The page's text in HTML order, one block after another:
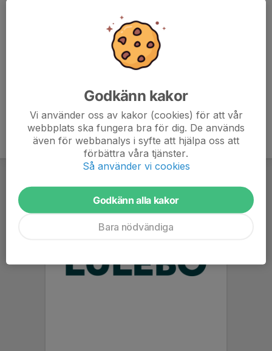
Godkänn kakor
Vi använder oss av kakor (cookies) för att vår
webbplats ska fungera bra för dig. De används
även för webbanalys i syfte att hjälpa oss att
förbättra våra tjänster.
Så använder vi cookies
Godkänn alla kakor
Bara nödvändiga